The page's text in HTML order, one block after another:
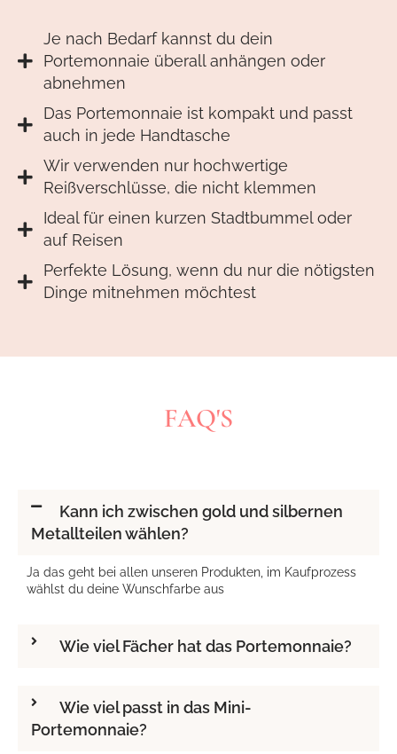
Je nach Bedarf kannst du dein
Portemonnaie überall anhängen oder
abnehmen
Das Portemonnaie ist kompakt und passt
auch in jede Handtasche
Wir verwenden nur hochwertige
Reißverschlüsse, die nicht klemmen
Ideal für einen kurzen Stadtbummel oder
auf Reisen
Perfekte Lösung, wenn du nur die nötigsten
Dinge mitnehmen möchtest
FAQ'S
Kann ich zwischen gold und silbernen
Metallteilen wählen?
Ja das geht bei allen unseren Produkten, im Kaufprozess
wählst du deine Wunschfarbe aus
Wie viel Fächer hat das Portemonnaie?
Wie viel passt in das Mini-
Portemonnaie?